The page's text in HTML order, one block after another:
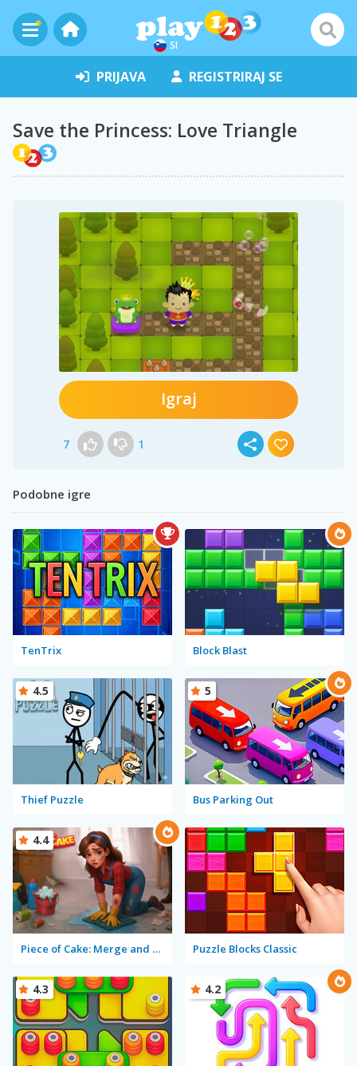
SI
PRIJAVA REGISTRIRAJ SE
Save the Princess: Love Triangle
Igraj
7 1
Podobne igre
TenTrix Block Blast
Thief Puzzle
4.5
Bus Parking Out
5
Piece of Cake: Merge and Bake
4.4
Puzzle Blocks Classic
4.3 4.2